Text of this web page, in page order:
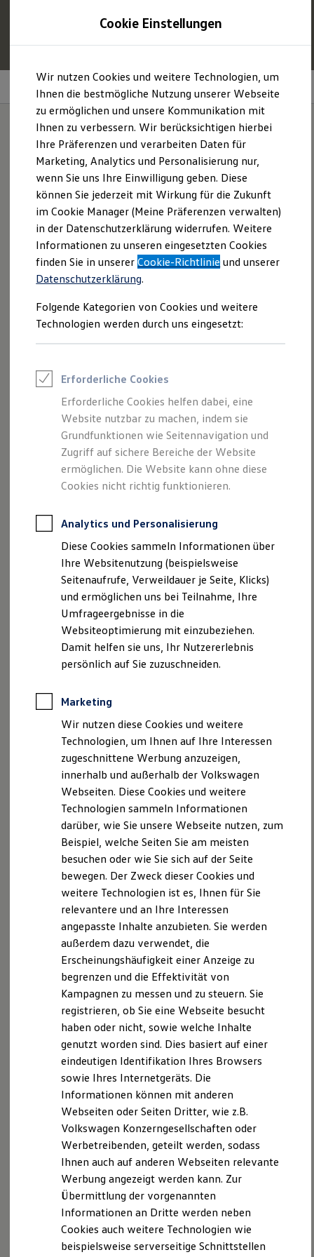
Hauptinhalt
springen
Footer
springen
Profitieren Sie von bis zu6.000 € 1
VolkswagenID. oder
Hybridmodelle.
Mehr zur E‑Auto-Förderung
Modelle und Konfigurator
Konfigurator
Modelle vergleichen
Konfiguration laden
Autosuche
Elektroautos
ENERGY Sondermodelle
Nutzfahrzeuge
SUV und CUV
Familienautos
Kombis
Kompaktwagen
Sportwagen
Schnell verfügbare Fahrzeuge
Angebote und Produkte
Aktuelle Angebote
E-Auto-Förderung
Volkswagen Marktplatz
Elektromobilität bei Gebrauchtwagen
Saisonangebote
Reifenpakete
Leasing
Leasing-Angebote
Gebrauchtwagen Leasing
Junge Gebrauchtwagen-Leasing
Elektroauto Leasing
Kleinwagen-Leasing
Autokredit mit Schlussrate
Versicherungen und Garantien
Kfz-Versicherung
Restschuldversicherungen
Garantien
Wartungsverträge
Geschäftskunden
Professional Class bei Volkswagen
Großkunden
Behörden
Direktkunden
Sonderfahrzeuge
Elektromobilität
Elektroautos
Elektrofahrzeugkonzepte
ID. EVERY1
Reichweite
Reichweite der ID. Modelle
Reichweite im Winter
Rekuperation
Laden
Laden unterwegs
Laden Zuhause
Ladestationen finden
Ladezeitensimulator
Sicherheit
Garantie und Lebensdauer
Nachhaltigkeit
Kosten und Kauf
Verbrauchskosten
Kaufoptionen
E-Auto-Förderung
Software und Konnektivität
Die ID. Software 6
ID. Software Versionen und Updates
Digitale Extras
Schnittstellen zu Ihrem ID.
Hybridautos
Marke und Erlebnis
Volkswagen R und R Experience
R-Modelle
R Experience
Driving Experience
Werkbesichtigung
Factory visit
Lifestyle Shop
Golf Kollektion
ID. Kollektion
Volkswagen Kollektion
GTI Kollektion
Fußball Drop
Assistenzsysteme für mehr Sicherheit
Assistenzsysteme für
mehr Sicherheit im
Überblick:
Ausstiegswarnung
Notbremsassistent „Front Assist“
Proaktives Insassenschutzsystem
Gefahrenwarnung (Car2X)
Emergency Assist
Sollten Sie während der Fahrt aufgrund einer
Beeinträchtigung oder Notlage nicht mehr in der Lage sein,
Situation erkennen. Das System versucht zunächst, Sie zu
reaktivieren. Falls dies nicht erfolgreich ist, übernimmt es
die Fahrzeugsteuerung und bringt Ihr Fahrzeug zum Stehen,
um potenzielle Unfälle zu vermeiden oder deren Schwere zu
mindern. Sofern Sie sich auf einer Autobahn befinden, kann
der Emergency Assist durch einen automatischen
Fahrstreifenwechsel Ihr Fahrzeug bis auf den Seitenstreifen
steuern und dort zum Stehen bringen.
1 2
, 1 von 2 , 2 von 2
--:--
Verbleibende Zeit, --:--
Ausstiegswarnung
Die Ausstiegswarnung hilft Ihnen, gefährliche Situationen
beim Verlassen Ihres Fahrzeugs zu vermeiden: Sie kann
erkennen, wenn sich ein Radfahrer, Pkw oder anderer
Verkehrsteilnehmer von hinten nähert, und Sie vor dem
Aussteigen davor warnen.
1
Cookie Einstellungen
Wir nutzen Cookies und weitere Technologien, um
Ihnen die bestmögliche Nutzung unserer Webseite
zu ermöglichen und unsere Kommunikation mit
Ihnen zu verbessern. Wir berücksichtigen hierbei
Ihre Präferenzen und verarbeiten Daten für
Marketing, Analytics und Personalisierung nur,
wenn Sie uns Ihre Einwilligung geben. Diese
können Sie jederzeit mit Wirkung für die Zukunft
im Cookie Manager (Meine Präferenzen verwalten)
in der Datenschutzerklärung widerrufen. Weitere
Informationen zu unseren eingesetzten Cookies
finden Sie in unsererCookie-Richtlinie und unserer
Datenschutzerklärung.
Folgende Kategorien von Cookies und weitere
Technologien werden durch uns eingesetzt:
Erforderliche Cookies
Erforderliche Cookies helfen dabei, eine
Website nutzbar zu machen, indem sie
Grundfunktionen wie Seitennavigation und
Zugriff auf sichere Bereiche der Website
ermöglichen. Die Website kann ohne diese
Cookies nicht richtig funktionieren.
Analytics und Personalisierung
Diese Cookies sammeln Informationen über
Ihre Websitenutzung (beispielsweise
Seitenaufrufe, Verweildauer je Seite, Klicks)
und ermöglichen uns bei Teilnahme, Ihre
Umfrageergebnisse in die
Websiteoptimierung mit einzubeziehen.
Damit helfen sie uns, Ihr Nutzererlebnis
persönlich auf Sie zuzuschneiden.
Marketing
Wir nutzen diese Cookies und weitere
Technologien, um Ihnen auf Ihre Interessen
zugeschnittene Werbung anzuzeigen,
innerhalb und außerhalb der Volkswagen
Webseiten. Diese Cookies und weitere
Technologien sammeln Informationen
darüber, wie Sie unsere Webseite nutzen, zum
Beispiel, welche Seiten Sie am meisten
besuchen oder wie Sie sich auf der Seite
bewegen. Der Zweck dieser Cookies und
weitere Technologien ist es, Ihnen für Sie
relevantere und an Ihre Interessen
angepasste Inhalte anzubieten. Sie werden
außerdem dazu verwendet, die
Erscheinungshäufigkeit einer Anzeige zu
begrenzen und die Effektivität von
Kampagnen zu messen und zu steuern. Sie
registrieren, ob Sie eine Webseite besucht
haben oder nicht, sowie welche Inhalte
genutzt worden sind. Dies basiert auf einer
eindeutigen Identifikation Ihres Browsers
sowie Ihres Internetgeräts. Die
Informationen können mit anderen
Webseiten oder Seiten Dritter, wie z.B.
Volkswagen Konzerngesellschaften oder
Werbetreibenden, geteilt werden, sodass
Ihnen auch auf anderen Webseiten relevante
Werbung angezeigt werden kann. Zur
Übermittlung der vorgenannten
Informationen an Dritte werden neben
Cookies auch weitere Technologien wie
beispielsweise serverseitige Schnittstellen